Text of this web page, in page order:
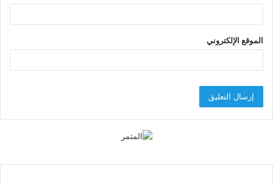
الموقع الإلكتروني